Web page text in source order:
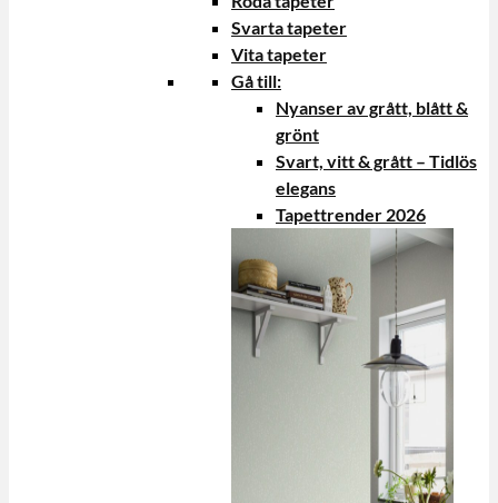
Svarta tapeter
Vita tapeter
Gå till:
Nyanser av grått, blått &
grönt
Svart, vitt & grått – Tidlös
elegans
Tapettrender 2026